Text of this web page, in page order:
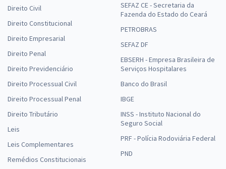
Direito Civil
Direito Constitucional
Direito Empresarial
Direito Penal
Direito Previdenciário
Direito Processual Civil
Direito Processual Penal
Direito Tributário
Leis
Leis Complementares
Remédios Constitucionais
SEFAZ CE - Secretaria da
Fazenda do Estado do Ceará
PETROBRAS
SEFAZ DF
EBSERH - Empresa Brasileira de
Serviços Hospitalares
Banco do Brasil
IBGE
INSS - Instituto Nacional do
Seguro Social
PRF - Polícia Rodoviária Federal
PND